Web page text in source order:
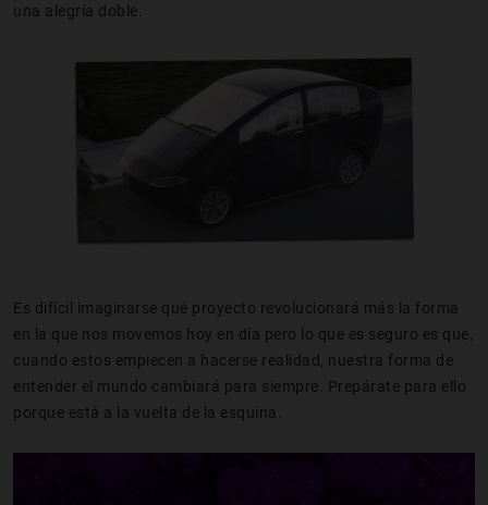
una alegría doble.
Es difícil imaginarse qué proyecto revolucionará más la forma
en la que nos movemos hoy en día pero lo que es seguro es que,
cuando estos empiecen a hacerse realidad, nuestra forma de
entender el mundo cambiará para siempre. Prepárate para ello
porque está a la vuelta de la esquina.